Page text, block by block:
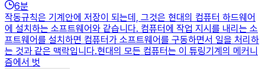
6분
작동규칙은 기계안에 저장이 되는데, 그것은 현대의 컴퓨터 하드웨어
에 설치하는 소프트웨어와 같습니다. 컴퓨터에 작업 지시를 내리는 소
프트웨어를 설치하면 컴퓨터가 소프트웨어를 구동하면서 일을 처리하
는 것과 같은 맥락입니다.현대의 모든 컴퓨터는 이 튜링기계의 메커니
즘에서 벗